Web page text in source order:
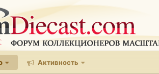
Активность